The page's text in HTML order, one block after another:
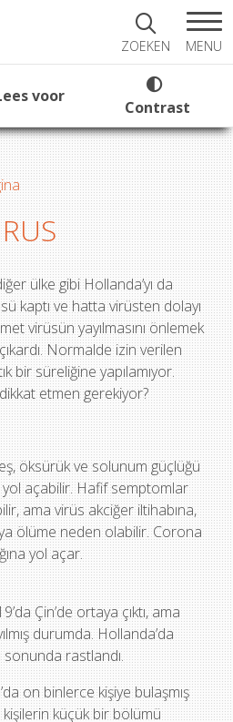
ZOEKEN MENU
voor
Contrast
ülke gibi Hollanda’yı da
kaptı ve hatta virüsten dolayı
virüsün yayılmasını önlemek
Normalde izin verilen
bir süreliğine yapılamıyor.
etmen gerekiyor?
öksürük ve solunum güçlüğü
açabilir. Hafif semptomlar
ama virüs akciğer iltihabına,
ölüme neden olabilir. Corona
yol açar.
Çin’de ortaya çıktı, ama
durumda. Hollanda’da
sonunda rastlandı.
on binlerce kişiye bulaşmış
küçük bir bölümü